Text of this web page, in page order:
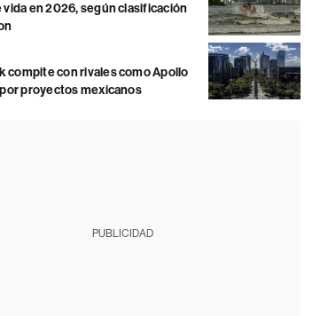
vida en 2026, según clasificación
compite con rivales como Apollo
proyectos mexicanos
PUBLICIDAD